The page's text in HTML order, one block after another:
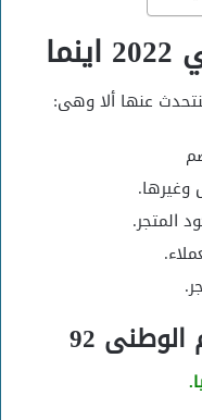
عنها ألا وهى:
92